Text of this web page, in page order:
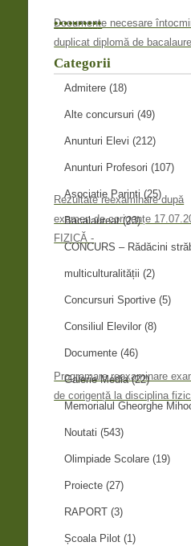
Documente necesare
duplicat diplomă de
Rezultate reexaminare după
examen de corigențe
FIZICĂ -
Programare reexaminare
de corigență la disciplina
••••••••••
Categorii
Admitere (18)
Alte concursuri (49)
Anunturi Elevi (212)
Anunturi Profesori (107)
Asociatie Parinti (25)
Bacalaureat(23)
CONCURS – Rădăcini
multiculturalității (2)
Concursuri Sportive (5)
Consiliul Elevilor (8)
Documente (46)
Galerie Media(22)
Memorialul Gheorghe
Noutati (543)
Olimpiade Scolare (19)
Proiecte (27)
RAPORT (3)
Școala Pilot (1)